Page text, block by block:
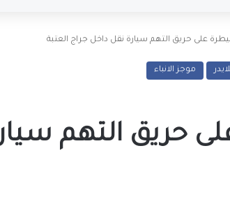
على حريق التهم سيارة نقل داخل جراج العتبة
موجز الانباء
حريق التهم